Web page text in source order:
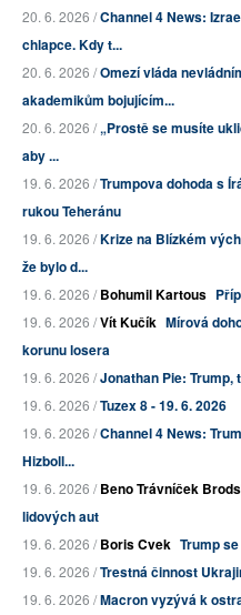
20. 6. 2026 /Channel 4 News:
chlapce. Kdy t...
20. 6. 2026 /Omezí vláda
akademikům bojujícím...
20. 6. 2026 /„Prostě se musíte
aby ...
19. 6. 2026 /Trumpova dohoda s
rukou Teheránu
19. 6. 2026 /Krize na Blízkém
že bylo d...
19. 6. 2026 /Bohumil Kartous
19. 6. 2026 /Vít Kučík Mírová
korunu losera
19. 6. 2026 /Jonathan Pie: Trump,
19. 6. 2026 /Tuzex 8 - 19. 6. 2026
19. 6. 2026 /Channel 4 News:
Hizboll...
19. 6. 2026 /Beno Trávníček
lidových aut
19. 6. 2026 /Boris Cvek Trump
19. 6. 2026 /Trestná činnost
19. 6. 2026 /Macron vyzývá k